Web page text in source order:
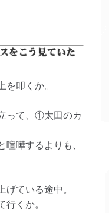
叩くか。
って、①太田のカ
嘩するよりも、
げている途中。
行くか。